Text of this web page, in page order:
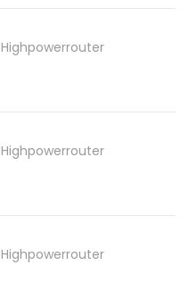
Highpowerrouter
Highpowerrouter
Highpowerrouter